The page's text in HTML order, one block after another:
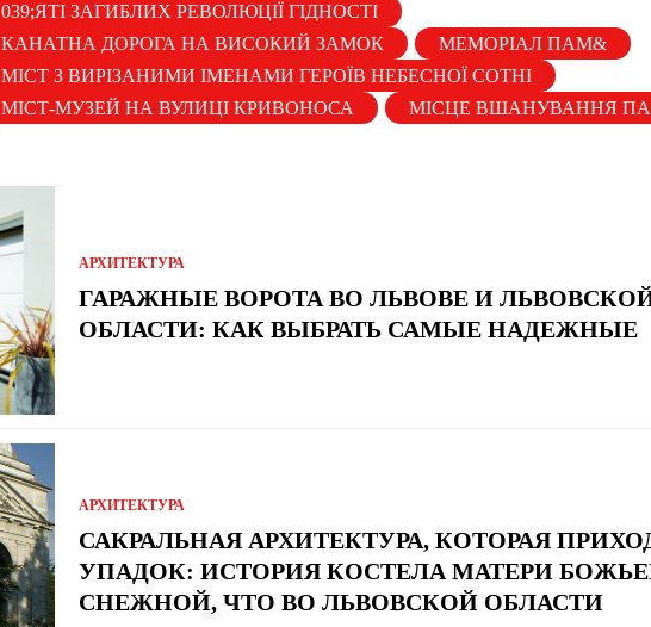
039;ЯТІ ЗАГИБЛИХ РЕВОЛЮЦІЇ ГІДНОСТІ
КАНАТНА ДОРОГА НА ВИСОКИЙ ЗАМОК
МЕМОРІАЛ ПАМ&
МІСТ З ВИРІЗАНИМИ ІМЕНАМИ ГЕРОЇВ НЕБЕСНОЇ СОТНІ
МІСТ-МУЗЕЙ НА ВУЛИЦІ КРИВОНОСА
МІСЦЕ ВШАНУВАННЯ
АРХИТЕКТУРА
ГАРАЖНЫЕ ВОРОТА ВО ЛЬВОВЕ И
ОБЛАСТИ: КАК ВЫБРАТЬ САМЫЕ НАДЕЖНЫЕ
АРХИТЕКТУРА
САКРАЛЬНАЯ АРХИТЕКТУРА, КОТОРАЯ
УПАДОК: ИСТОРИЯ КОСТЕЛА МАТЕРИ
СНЕЖНОЙ, ЧТО ВО ЛЬВОВСКОЙ ОБЛАСТИ